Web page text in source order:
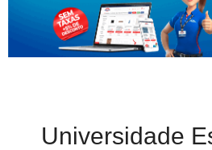
Universidade